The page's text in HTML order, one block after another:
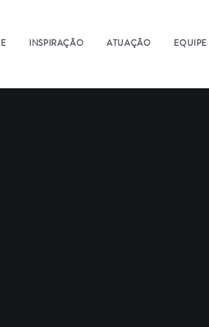
INSPIRAÇÃO ATUAÇÃO EQUIPE